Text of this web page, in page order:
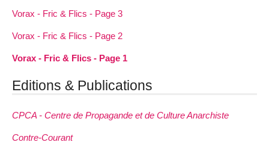
Vorax - Fric & Flics - Page 3
Vorax - Fric & Flics - Page 2
Vorax - Fric & Flics - Page 1
Editions & Publications
CPCA - Centre de Propagande et de Culture Anarchiste
Contre-Courant